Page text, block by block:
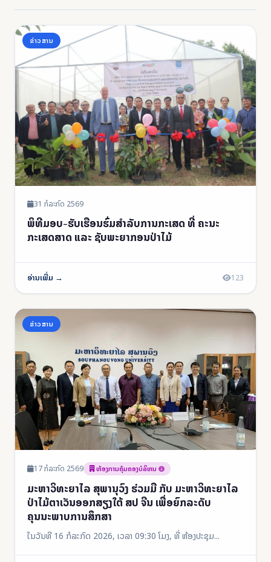
ຂ່າວສານ
31 ກໍລະກົດ 2569
ພິທີມອບ-ຮັບເຮືອນຮົ່ມສໍາລັບການກະເສດ ທີ່ ຄະນະ
ກະເສດສາດ ແລະ ຊັບພະຍາກອນປ່າໄມ້
ອ່ານເພີ່ມ → 123
ຂ່າວສານ
17 ກໍລະກົດ 2569 ຫ້ອງການຄຸ້ມຄອງບໍລິຫນ
ມະຫາວິທະຍາໄລ ສຸພານຸວົງ ຮ່ວມມື ກັບ ມະຫາວິທະຍາໄລ
ປ່າໄມ້ຕາເວັນອອກສຽງໃຕ້ ສປ ຈີນ ເພື່ອຍົກລະດັບ
ຄຸນນະພາບການສຶກສາ
ໃນວັນທີ 16 ກໍລະກົດ 2026, ເວລາ 09:30 ໂມງ, ທີ່ ຫ້ອງປະຊຸມ...